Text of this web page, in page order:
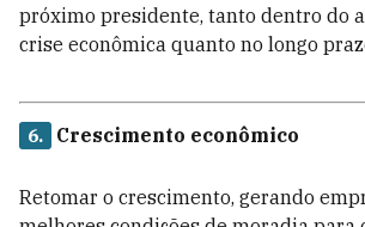
próximo presidente, tanto dentro do
crise econômica quanto no longo
6. Crescimento econômico
Retomar o crescimento, gerando